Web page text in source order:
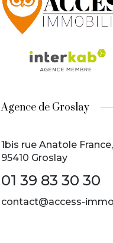
Agence de Groslay
1bis rue Anatole France,
95410 Groslay
01 39 83 30 30
contact@access-